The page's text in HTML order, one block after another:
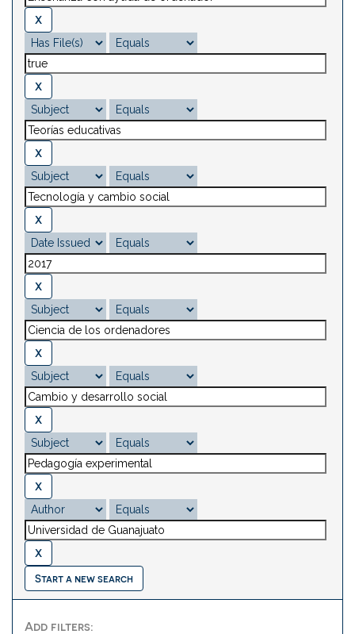
Start a new search
Add filters: